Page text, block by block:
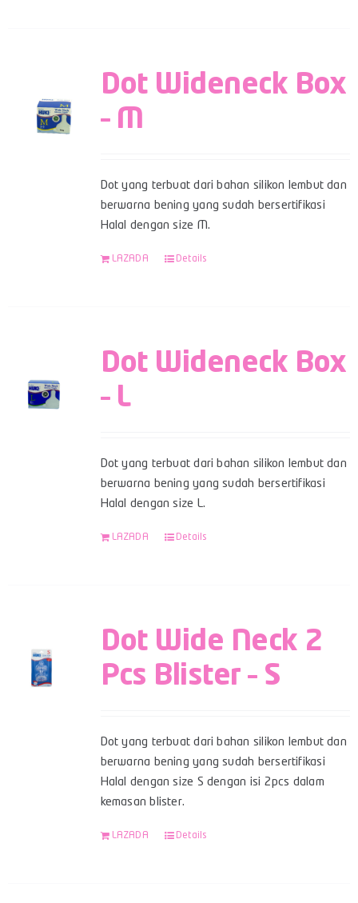
Dot Wideneck Box
– M
Dot yang terbuat dari bahan silikon lembut dan
berwarna bening yang sudah bersertifikasi
Halal dengan size M.
LAZADA Details
Dot Wideneck Box
– L
Dot yang terbuat dari bahan silikon lembut dan
berwarna bening yang sudah bersertifikasi
Halal dengan size L.
LAZADA Details
Dot Wide Neck 2
Pcs Blister – S
Dot yang terbuat dari bahan silikon lembut dan
berwarna bening yang sudah bersertifikasi
Halal dengan size S dengan isi 2pcs dalam
kemasan blister.
LAZADA Details